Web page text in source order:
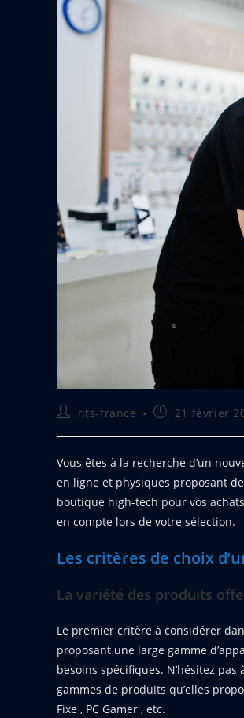
Auteur/autrice
la
publication :
nts-france
Publication
21 février
Vous êtes à la recherche d’un
en ligne et physiques proposant
boutique high-tech pour vos
en compte lors de votre sélection.
Les critères de choix
La variété des produits
Le premier critère à considérer
proposant une large gamme
besoins spécifiques. N’hésitez
gammes de produits qu’elles
Fixe , PC Gamer , etc.